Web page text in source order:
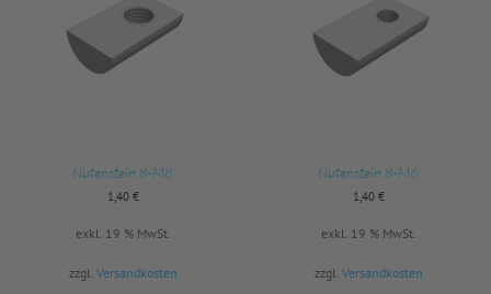
Nutenstein 8-M8
1,40 €
exkl. 19 % MwSt.
zzgl. Versandkosten
Nutenstein 8-M6
1,40 €
exkl. 19 % MwSt.
zzgl. Versandkosten